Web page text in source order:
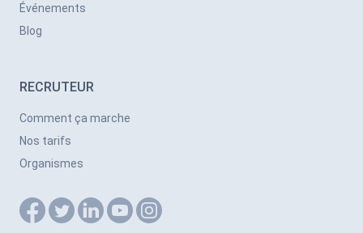
Événements
Blog
RECRUTEUR
Comment ça marche
Nos tarifs
Organismes